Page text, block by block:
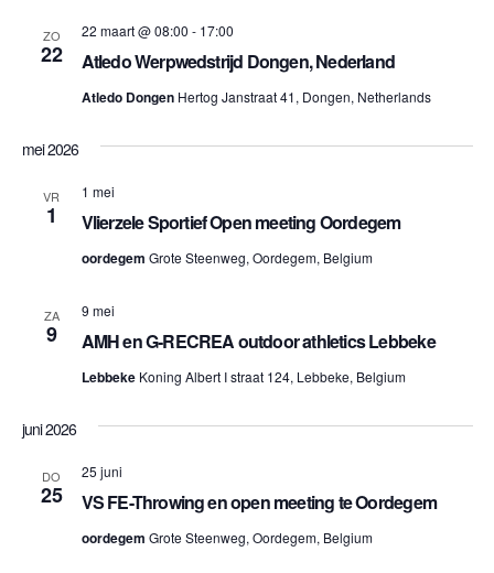
ZO
22 Atledo Werpwedstrijd Dongen, Nederland
22 maart @ 08:00 - 17:00
Atledo Dongen Hertog Janstraat 41, Dongen, Netherlands
mei 2026
VR
1 Vlierzele Sportief Open meeting Oordegem
1 mei
oordegem Grote Steenweg, Oordegem, Belgium
ZA
9 AMH en G-RECREA outdoor athletics Lebbeke
9 mei
Lebbeke Koning Albert I straat 124, Lebbeke, Belgium
juni 2026
DO
25 VS FE-Throwing en open meeting te Oordegem
25 juni
oordegem Grote Steenweg, Oordegem, Belgium